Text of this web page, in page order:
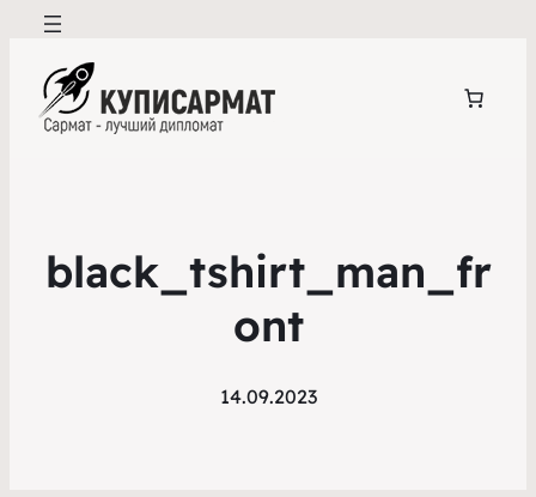
black_tshirt_man_fr
ont
14.09.2023